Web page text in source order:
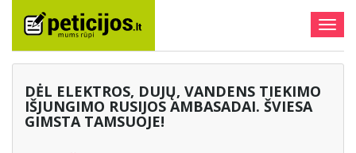
DĖL ELEKTROS, DUJŲ, VANDENS TIEKIMO
IŠJUNGIMO RUSIJOS AMBASADAI. ŠVIESA
GIMSTA TAMSUOJE!